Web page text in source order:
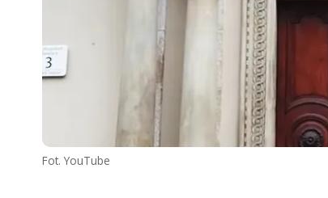
Fot. YouTube